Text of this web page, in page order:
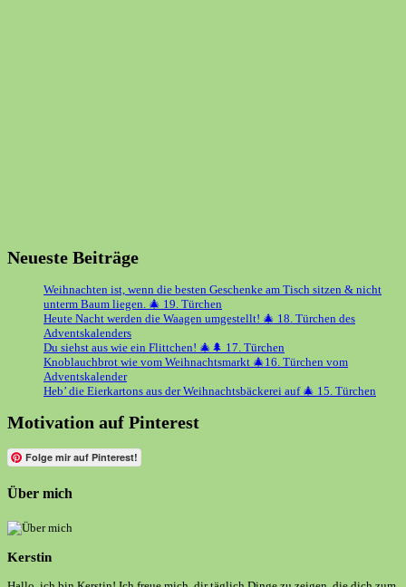
Neueste Beiträge
Weihnachten ist, wenn die besten Geschenke am Tisch sitzen & nicht
unterm Baum liegen. 🎄 19. Türchen
Heute Nacht werden die Waagen umgestellt! 🎄 18. Türchen des
Adventskalenders
Du siehst aus wie ein Flittchen! 🎄🌲 17. Türchen
Knoblauchbrot wie vom Weihnachtsmarkt 🎄16. Türchen vom
Adventskalender
Heb’ die Eierkartons aus der Weihnachtsbäckerei auf 🎄 15. Türchen
Motivation auf Pinterest
Folge mir auf Pinterest!
Über mich
Kerstin